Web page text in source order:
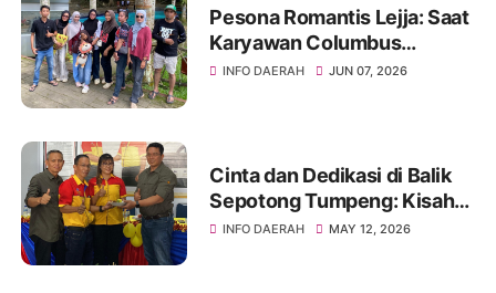
Pesona Romantis Lejja: Saat
Karyawan Columbus
Soppeng Menenun
INFO DAERAH JUN 07, 2026
Cinta dan Dedikasi di Balik
Sepotong Tumpeng: Kisah
Manis Columbus Soppeng &
INFO DAERAH MAY 12, 2026